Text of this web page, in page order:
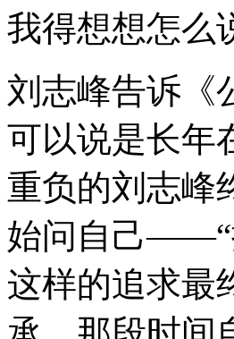
我得想想怎么
刘志峰告诉《
可以说是长年
重负的刘志峰
始问自己——“
这样的追求最